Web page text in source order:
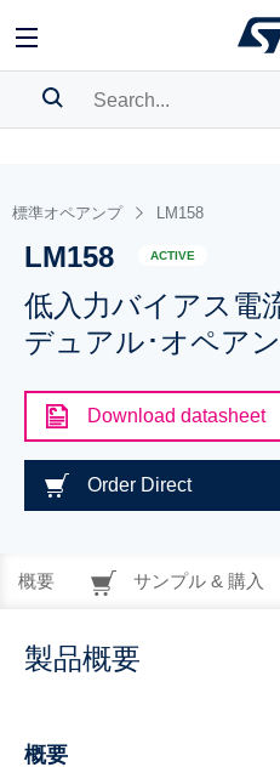
BOOKMARK
Pleaselog in to show your
標準オペアンプ LM158
LM158 ACTIVE
低入力バイアス電
デュアル･オペア
Download datasheet
Order Direct
概要 サンプル & 購入
製品概要
概要